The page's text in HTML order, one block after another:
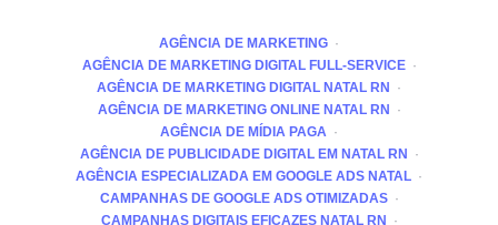
AGÊNCIA DE MARKETING
AGÊNCIA DE MARKETING DIGITAL FULL-SERVICE
AGÊNCIA DE MARKETING DIGITAL NATAL RN
AGÊNCIA DE MARKETING ONLINE NATAL RN
AGÊNCIA DE MÍDIA PAGA
AGÊNCIA DE PUBLICIDADE DIGITAL EM NATAL RN
AGÊNCIA ESPECIALIZADA EM GOOGLE ADS NATAL
CAMPANHAS DE GOOGLE ADS OTIMIZADAS
CAMPANHAS DIGITAIS EFICAZES NATAL RN